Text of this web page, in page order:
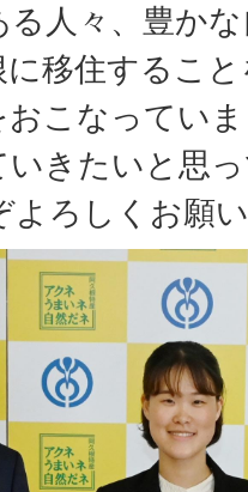
人々、豊か
移住するこ
おこなってい
きたいと思
よろしくお願